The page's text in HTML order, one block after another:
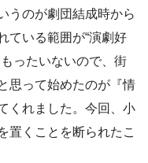
うのが劇団結成時から
ている範囲が“演劇好
ったいないので、街
思って始めたのが『情
くれました。今回、小
置くことを断られたこ